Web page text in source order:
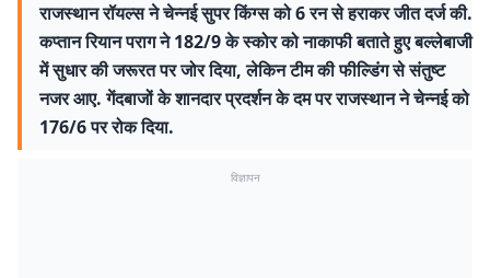
राजस्थान रॉयल्स ने चेन्नई सुपर किंग्स को 6 रन से हराकर जीत दर्ज की.
कप्तान रियान पराग ने 182/9 के स्कोर को नाकाफी बताते हुए बल्लेबाजी
में सुधार की जरूरत पर जोर दिया, लेकिन टीम की फील्डिंग से संतुष्ट
नजर आए. गेंदबाजों के शानदार प्रदर्शन के दम पर राजस्थान ने चेन्नई को
176/6 पर रोक दिया.
विज्ञापन